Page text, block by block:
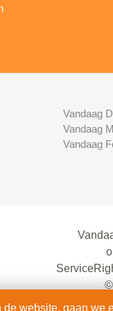
Vandaag
Vandaag
Vandaag
©
alle
website, gaan we